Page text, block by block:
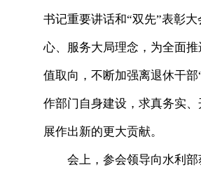
书记重要讲话和“双先”表彰
心、服务大局理念，为全面
值取向，不断加强离退休干
作部门自身建设，求真务实
展作出新的更大贡献。
会上，参会领导向水利部